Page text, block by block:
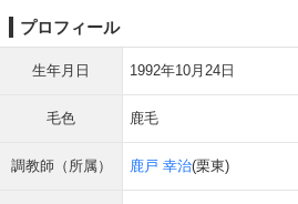
プロフィール
生年月日 1992年10月24日
毛色 鹿毛
調教師（所属） 鹿戸 幸治(栗東)